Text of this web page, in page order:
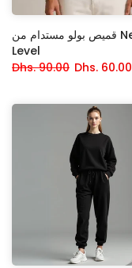
قميص بولو مستدام من Nextt
Level
Dhs. 90.00 Dhs. 60.00